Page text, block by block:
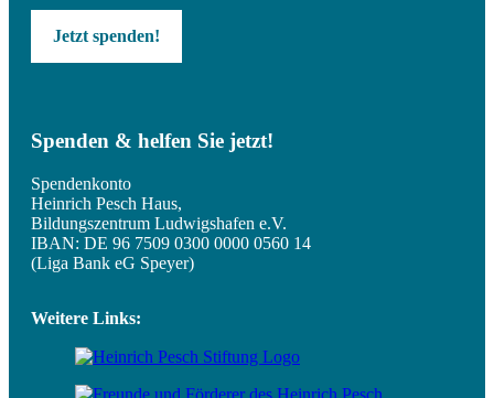
Jetzt spenden!
Spenden & helfen Sie jetzt!
Spendenkonto
Heinrich Pesch Haus,
Bildungszentrum Ludwigshafen e.V.
IBAN: DE 96 7509 0300 0000 0560 14
(Liga Bank eG Speyer)
Weitere Links: